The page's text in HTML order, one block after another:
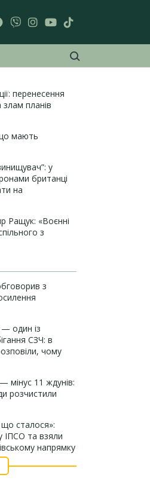
перенесення
планів
мають
у
британці
на
Ращук: «Воєнні
з
з
один із
СЗЧ: в
чому
мінус 11 ждунів:
розчистили
сталося»:
ІПСО та взяли
напрямку